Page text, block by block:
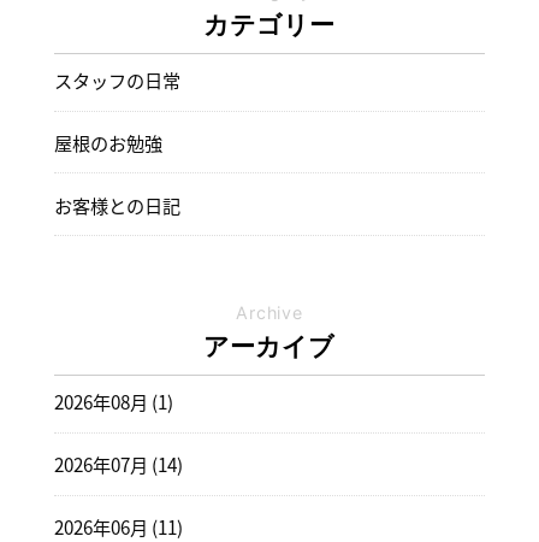
カテゴリー
スタッフの日常
屋根のお勉強
お客様との日記
Archive
アーカイブ
2026年08月 (1)
2026年07月 (14)
2026年06月 (11)